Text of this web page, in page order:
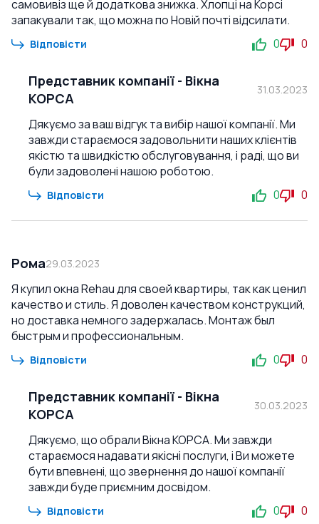
самовивіз ще й додаткова знижка. Хлопці на Корсі
запакували так, що можна по Новій почті відсилати.
Відповісти 0 0
Представник компанії - Вікна
КОРСА
31.03.2023
Дякуємо за ваш відгук та вибір нашої компанії. Ми
завжди стараємося задовольнити наших клієнтів
якістю та швидкістю обслуговування, і раді, що ви
були задоволені нашою роботою.
Відповісти 0 0
Рома29.03.2023
Я купил окна Rehau для своей квартиры, так как ценил
качество и стиль. Я доволен качеством конструкций,
но доставка немного задержалась. Монтаж был
быстрым и профессиональным.
Відповісти 0 0
Представник компанії - Вікна
КОРСА
30.03.2023
Дякуємо, що обрали Вікна КОРСА. Ми завжди
стараємося надавати якісні послуги, і Ви можете
бути впевнені, що звернення до нашої компанії
завжди буде приємним досвідом.
Відповісти 0 0